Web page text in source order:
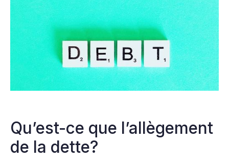
Qu’est-ce que l’allègement
de la dette?